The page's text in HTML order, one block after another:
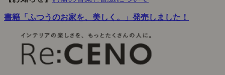
書籍「ふつうのお家を、美しく。」発売しました！